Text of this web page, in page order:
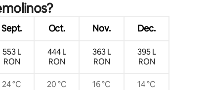
Sept. Oct. Nov. Dec.
553 L
RON
444 L
RON
363 L
RON
395 L
RON
24 °C 20 °C 16 °C 14 °C